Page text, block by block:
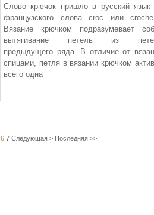
Слово крючок пришло в русский язык
французского слова croc или
Вязание крючком подразумевает
вытягивание петель из
предыдущего ряда. В отличие от
спицами, петля в вязании крючком
всего одна
6 7 Следующая > Последняя >>